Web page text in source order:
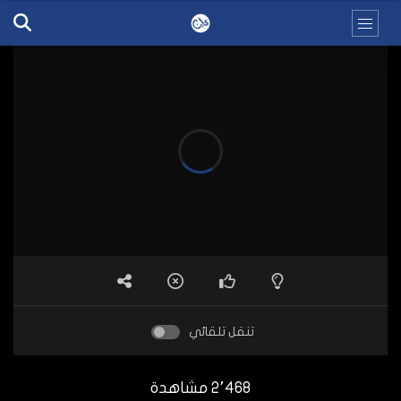
تنقل تلقائي
2٬468 مشاهدة